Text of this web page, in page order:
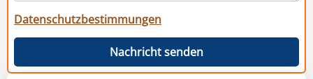
Datenschutzbestimmungen
Nachricht senden